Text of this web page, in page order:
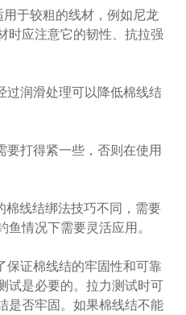
于较粗的线材，例如尼龙
时应注意它的韧性、抗拉强
过润滑处理可以降低棉线结
要打得紧一些，否则在使用
棉线结绑法技巧不同，需要
情况下需要灵活应用。
保证棉线结的牢固性和可靠
试是必要的。拉力测试时可
是否牢固。如果棉线结不能